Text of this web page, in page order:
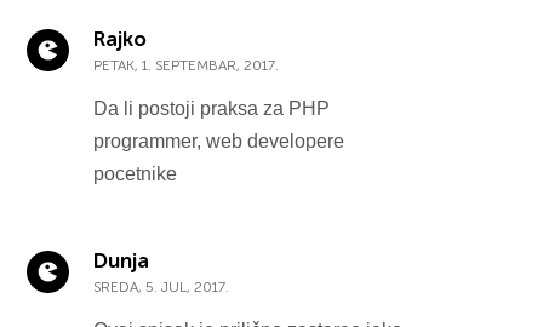
Rajko
PETAK, 1. SEPTEMBAR, 2017.
Da li postoji praksa za PHP
programmer, web developere
pocetnike
Dunja
SREDA, 5. JUL, 2017.